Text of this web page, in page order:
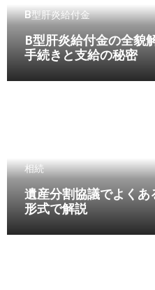
B型肝炎給付金
B型肝炎給付金の全貌
手続きと支給の秘密
相続
遺産分割協議でよく
形式で解説